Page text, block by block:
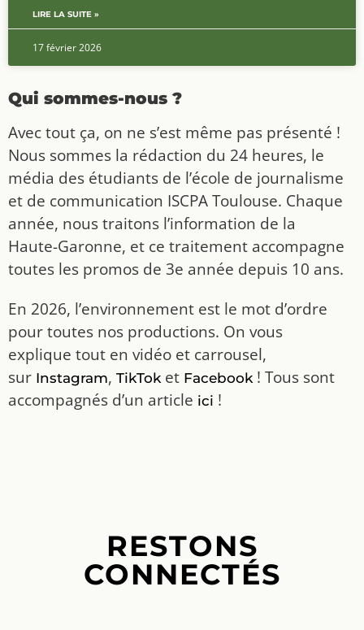
LIRE LA SUITE »
17 février 2026
Qui sommes-nous ?
Avec tout ça, on ne s’est même pas présenté !
Nous sommes la rédaction du 24 heures, le
média des étudiants de l’école de journalisme
et de communication ISCPA Toulouse. Chaque
année, nous traitons l’information de la
Haute-Garonne, et ce traitement accompagne
toutes les promos de 3e année depuis 10 ans.
En 2026, l’environnement est le mot d’ordre
pour toutes nos productions. On vous
explique tout en vidéo et carrousel,
sur Instagram, TikToket Facebook! Tous sont
accompagnés d’un article ici !
RESTONS
CONNECTÉS